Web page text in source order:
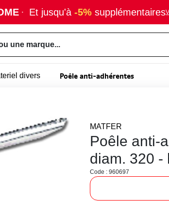
· Et jusqu'à -5% supplémentaires
une marque...
divers Poêle anti-adhérentes
MATFER
Poêle anti-
diam. 320 -
Code : 960697